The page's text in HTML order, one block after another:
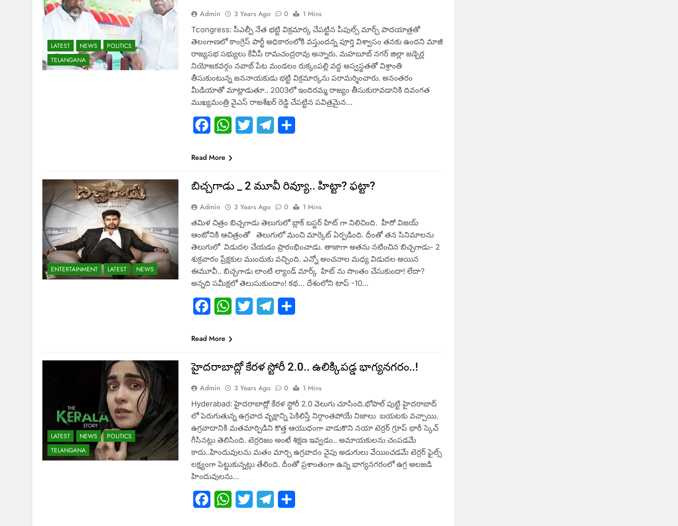
LATEST NEWS
POLITICS
TELANGANA
Admin 3 Years Ago 0
1 Mins
Tcongress: సీఎల్పీ నేత భట్టి విక్రమార్క చేపట్టిన పీపుల్స్ మార్చ్ పాదయాత్రతో
తెలంగాణలో కాంగ్రెస్ పార్టీ అధికారంలోకి వస్తుందన్న పూర్తి విశ్వాసం తనకు ఉందని మాజీ
రాజ్యసభ సభ్యులు కేవీపీ రామచంద్రరావు అన్నారు. మ‌హ‌బూబ్ న‌గ‌ర్ జిల్లా జ‌డ్చెర్ల
నియోజ‌క‌వ‌ర్గం న‌వాబ్ పేట మండ‌లం రుక్కంప‌ల్లి వ‌ద్ద అస్వ‌స్థ‌త‌తో విశ్రాంతి
తీసుకుంటున్న జ‌న‌నాయకుడు భ‌ట్టి విక్ర‌మార్క‌ను ప‌రామ‌ర్శించారు. అనంత‌రం
మీడియాతో మాట్లాడుతూ.. 2003లో ఇందిరమ్మ రాజ్యం తీసుకురావడానికి దివంగత
ముఖ్యమంత్రి వైఎస్ రాజశేఖర్ రెడ్డి చేపట్టిన పవిత్రమైన…
FacebookWhatsApp
Twitter Telegram
Read More
ENTERTAINMENT LATEST NEWS
బిచ్చగాడు _ 2 మూవీ రివ్యూ.. హిట్టా? ఫట్టా?
Admin 3 Years Ago 0
1 Mins
త‌మిళ చిత్రం బిచ్చ‌గాడు తెలుగులో బ్లాక్ బ‌స్ట‌ర్ హిట్ గా నిలిచింది. హీరో విజ‌య్
ఆంటోనికి ఆచిత్రంతో తెలుగులో మంచి మార్కెట్‌ ఏర్ప‌డింది. దీంతో త‌న సినిమాల‌ను
తెలుగులో విడుద‌ల చేయ‌డం ప్రారంభించాడు. తాజాగా అత‌ను న‌టించిన బిచ్చ‌గాడు- 2
శుక్ర‌వారం ప్రేక్ష‌కుల‌ ముందుకు వ‌చ్చింది. ఎన్నో అంచనాల మ‌ధ్య విడుద‌ల అయిన
ఈమూవీ.. బిచ్చ‌గాడు లాంటి ల్యాండ్ మార్క్ హిట్ ను సొంతం చేసుకుందా! లేదా?
అన్నది స‌మీక్ష‌లో తెలుసుకుందాం! క‌థ‌… దేశంలోని టాప్ -10…
FacebookWhatsApp
Twitter Telegram
Read More
LATEST NEWS
POLITICS
TELANGANA
హైదరాబాద్లో కేరళ స్టోరీ 2.0.. ఉలిక్కిపడ్డ భాగ్యనగరం..!
Admin 3 Years Ago 0
1 Mins
Hyderabad: హైదరాబాద్లో కేరళ స్టోరీ 2.0 వెలుగు చూసింది.భోపాల్ పుట్టి హైదరాబాద్
లో పెరుగుతున్న ఉగ్రవాద వృక్షాన్ని పెకిలిస్తే నిర్గాంతపోయే నిజాలు బయటకు వచ్చాయి.
ఉగ్రవాదానికి మతమార్పిడిని కొత్త ఆయుధంగా వాడుకొని నయా టెర్రర్ గ్రూప్ భారీ స్కెచ్
గీసినట్లు తెలిసింది. టెర్రరిజం అంటే శిక్షణ ఇవ్వడం.. అమాయకులను చంపడమే
కాదు..హిందువులను మతం మార్చి ఉగ్రవాదం వైపు అడుగులు వేయించడమే టెర్రర్ ఫైల్స్
లక్ష్యంగా పెట్టుకున్నట్లు తేలింది. దీంతో ప్రశాంతంగా ఉన్న భాగ్యనగరంలో ఉగ్ర అలజడి
హిందువులను…
FacebookWhatsApp
Twitter Telegram